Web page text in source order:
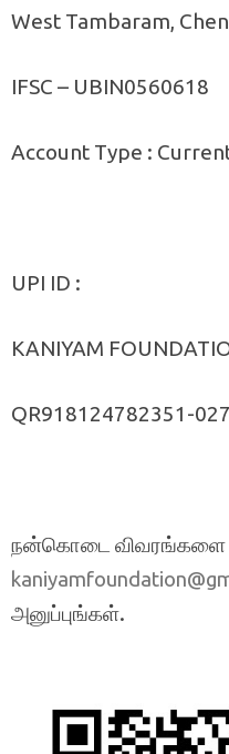
West Tambaram,
IFSC – UBIN0560618
Account Type :
UPI ID :
KANIYAM
QR918124782351-
நன்கொடை விவரங்களை
அனுப்புங்கள்.